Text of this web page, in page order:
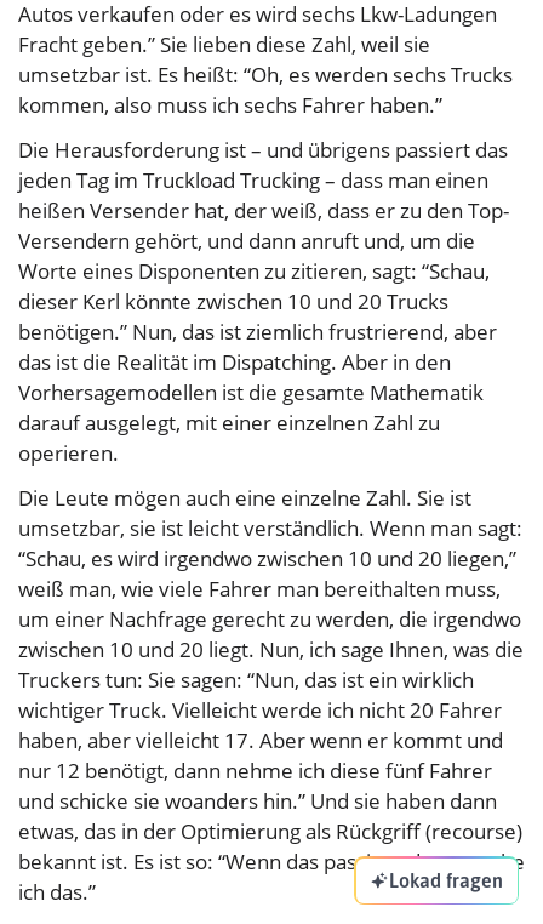
Autos verkaufen oder es wird sechs Lkw-Ladungen
Fracht geben.” Sie lieben diese Zahl, weil sie
umsetzbar ist. Es heißt: “Oh, es werden sechs Trucks
kommen, also muss ich sechs Fahrer haben.”
Die Herausforderung ist – und übrigens passiert das
jeden Tag im Truckload Trucking – dass man einen
heißen Versender hat, der weiß, dass er zu den Top-
Versendern gehört, und dann anruft und, um die
Worte eines Disponenten zu zitieren, sagt: “Schau,
dieser Kerl könnte zwischen 10 und 20 Trucks
benötigen.” Nun, das ist ziemlich frustrierend, aber
das ist die Realität im Dispatching. Aber in den
Vorhersagemodellen ist die gesamte Mathematik
darauf ausgelegt, mit einer einzelnen Zahl zu
operieren.
Die Leute mögen auch eine einzelne Zahl. Sie ist
umsetzbar, sie ist leicht verständlich. Wenn man sagt:
“Schau, es wird irgendwo zwischen 10 und 20 liegen,”
weiß man, wie viele Fahrer man bereithalten muss,
um einer Nachfrage gerecht zu werden, die irgendwo
zwischen 10 und 20 liegt. Nun, ich sage Ihnen, was die
Truckers tun: Sie sagen: “Nun, das ist ein wirklich
wichtiger Truck. Vielleicht werde ich nicht 20 Fahrer
haben, aber vielleicht 17. Aber wenn er kommt und
nur 12 benötigt, dann nehme ich diese fünf Fahrer
und schicke sie woanders hin.” Und sie haben dann
etwas, das in der Optimierung als Rückgriff (recourse)
bekannt ist. Es ist so: “Wenn das passiert, dann mache
ich das.”
Lokad fragen